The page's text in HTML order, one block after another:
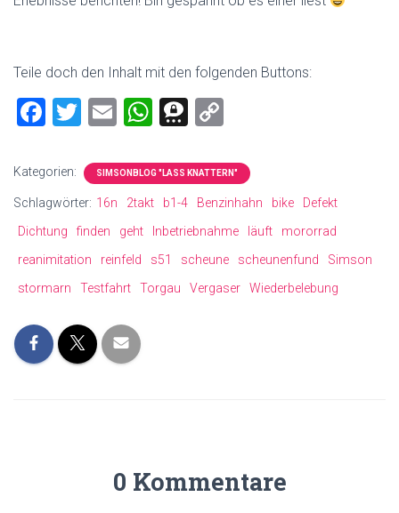
Teile doch den Inhalt mit den folgenden Buttons:
F
ce
b
o
ok
T
tt
er
E
ai
W
at
s
A
p
p
T
ee
m
a
p
y
Li
nk
Kategorien: SIMSONBLOG "LASS KNATTERN"
Schlagwörter: 16n 2takt b1-4 Benzinhahn bike
Defekt
Dichtung
finden geht Inbetriebnahme läuft
mororrad
reanimitation
reinfeld s51 scheune scheunenfund
Simson
stormarn
Testfahrt Torgau Vergaser Wiederbelebung
0 Kommentare